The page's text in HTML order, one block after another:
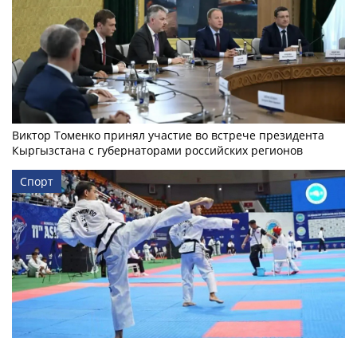
Виктор Томенко принял участие во встрече президента
Кыргызстана с губернаторами российских регионов
Спорт